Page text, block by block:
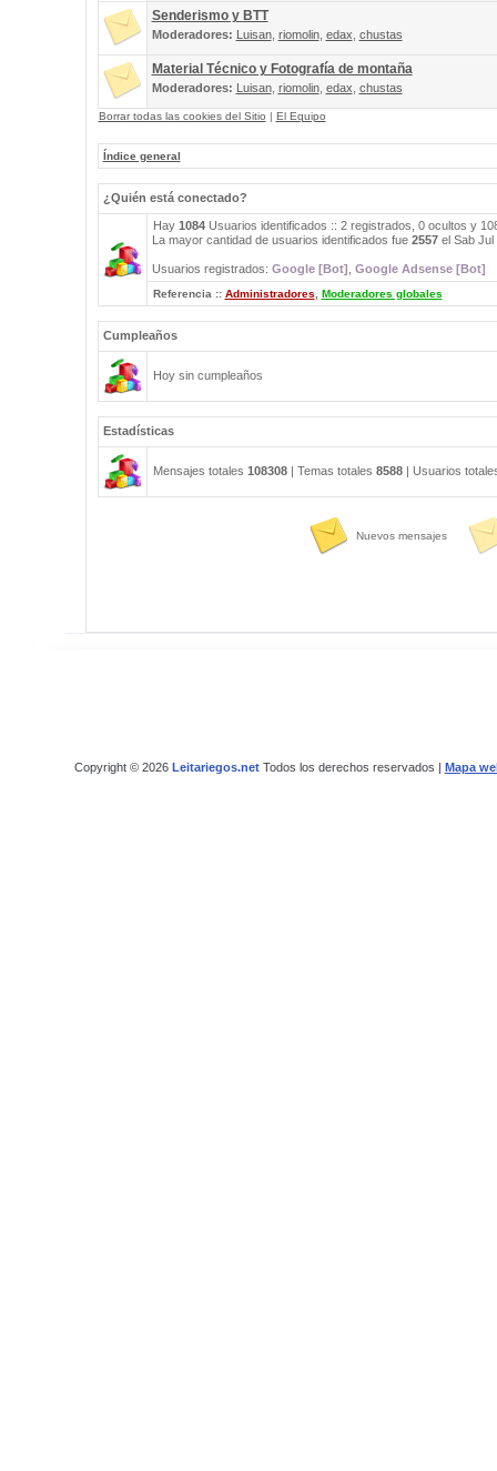
Senderismo y BTT
Moderadores: Luisan, riomolin, edax chustas
Material Técnico y Fotografía de montaña
Moderadores: Luisan, riomolin, edax chustas
Borrar todas las cookies del Sitio | El Equipo
Índice general
¿Quién está conectado?
Hay 1084Usuarios identificados :: 2 registrados, 0 ocultos y
La mayor cantidad de usuarios identificados fue 2557el Sab Jul
Usuarios registrados: Google [Bot] Google Adsense [Bot]
Referencia :: Administradores Moderadores globales
Cumpleaños
Hoy sin cumpleaños
Estadísticas
Mensajes totales 108308| Temas totales 8588| Usuarios
Nuevos mensajes
Copyright © 2026 Leitariegos.netTodos los derechos reservados | Mapa